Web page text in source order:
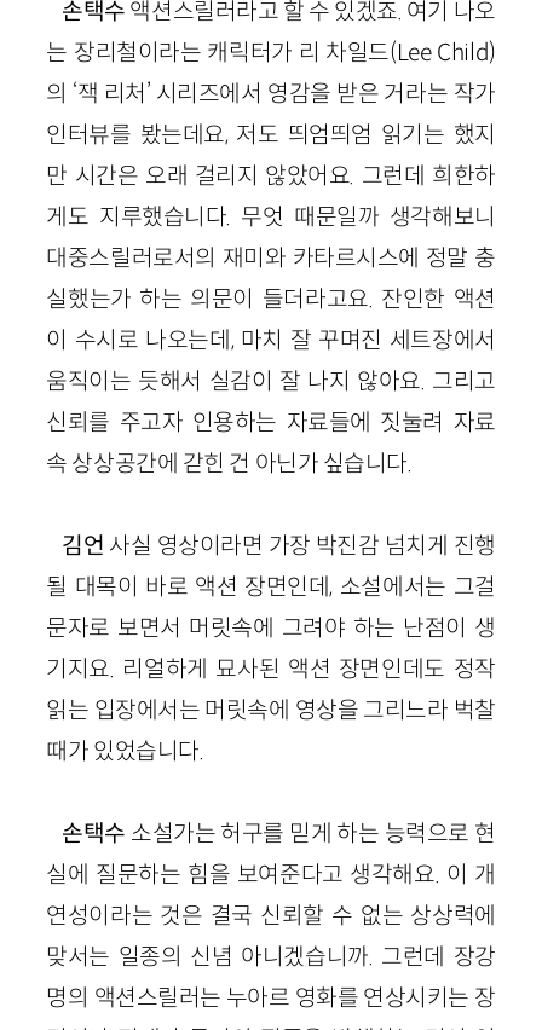
손택수 액션스릴러라고 할 수 있겠죠. 여기 나오
는 장리철이라는 캐릭터가 리 차일드(Lee Child)
의 ‘잭 리처’ 시리즈에서 영감을 받은 거라는 작가
인터뷰를 봤는데요, 저도 띄엄띄엄 읽기는 했지
만 시간은 오래 걸리지 않았어요. 그런데 희한하
게도 지루했습니다. 무엇 때문일까 생각해보니
대중스릴러로서의 재미와 카타르시스에 정말 충
실했는가 하는 의문이 들더라고요. 잔인한 액션
이 수시로 나오는데, 마치 잘 꾸며진 세트장에서
움직이는 듯해서 실감이 잘 나지 않아요. 그리고
신뢰를 주고자 인용하는 자료들에 짓눌려 자료
속 상상공간에 갇힌 건 아닌가 싶습니다.
김언 사실 영상이라면 가장 박진감 넘치게 진행
될 대목이 바로 액션 장면인데, 소설에서는 그걸
문자로 보면서 머릿속에 그려야 하는 난점이 생
기지요. 리얼하게 묘사된 액션 장면인데도 정작
읽는 입장에서는 머릿속에 영상을 그리느라 벅찰
때가 있었습니다.
손택수 소설가는 허구를 믿게 하는 능력으로 현
실에 질문하는 힘을 보여준다고 생각해요. 이 개
연성이라는 것은 결국 신뢰할 수 없는 상상력에
맞서는 일종의 신념 아니겠습니까. 그런데 장강
명의 액션스릴러는 누아르 영화를 연상시키는 장